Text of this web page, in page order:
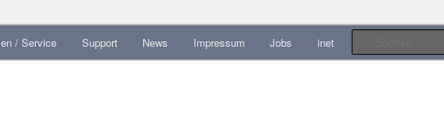
/ Service Support News Impressum Jobs inet